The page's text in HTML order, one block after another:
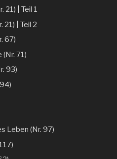
21) | Teil 1
21) | Teil 2
67)
(Nr. 71)
93)
Leben (Nr. 97)